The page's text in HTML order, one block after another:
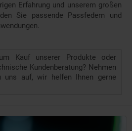
Erfahrung und unserem großen
Sie passende Passfedern und
Kauf unserer Produkte oder
Kundenberatung? Nehmen
uns auf, wir helfen Ihnen gerne